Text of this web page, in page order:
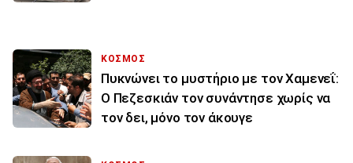
ΚΟΣΜΟΣ
Πυκνώνει το μυστήριο με τον Χαμενεΐ:
Ο Πεζεσκιάν τον συνάντησε χωρίς να
τον δει, μόνο τον άκουγε